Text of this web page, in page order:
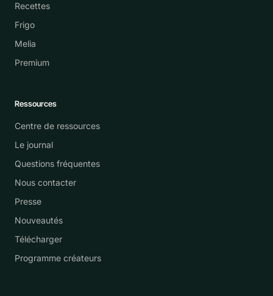
Recettes
Frigo
Melia
Premium
Ressources
Centre de ressources
Le journal
Questions fréquentes
Nous contacter
Presse
Nouveautés
Télécharger
Programme créateurs